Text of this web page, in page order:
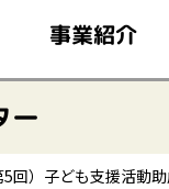
事業紹介
ー
回）子ども支援活動